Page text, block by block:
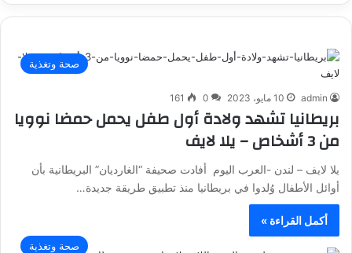
صحة وتغذية
admin 10 مايو، 2023 0
161
بريطانيا تشهد ولادة أول طفل يحمل حمضا نوويا
من 3 أشخاص – يلا لايف
يلا لايف – لندن -العرب اليوم أفادت صحيفة “الغارديان” البريطانية بأن
أوائل الأطفال وُلدوا في بريطانيا منذ تطبيق طريقة جديدة…
أكمل القراءة »
صحة وتغذية